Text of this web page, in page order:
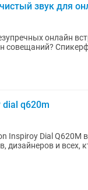
звук для
онлайн
совещаний?
q620m
Inspiroy Dial Q620M
и всех,